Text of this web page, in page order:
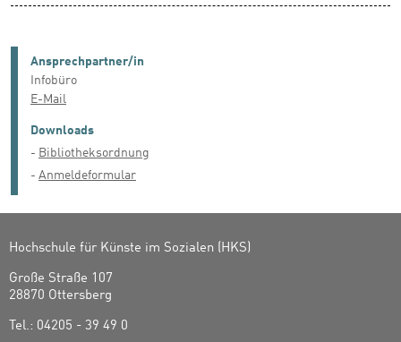
Ansprechpartner/in
Infobüro
E-Mail
Downloads
Bibliotheksordnung
Anmeldeformular
Hochschule für Künste im Sozialen (HKS)
Große Straße 107
28870 Ottersberg
Tel.: 04205 - 39 49 0